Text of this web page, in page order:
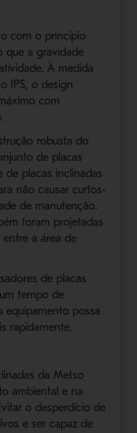
com o princípio
que a gravidade
À medida
IPS, o design
com
robusta do
de placas
de placas inclinadas
não causar curtos-
de manutenção.
foram projetadas
a área de
de placas
tempo de
equipamento possa
rapidamente.
da Metso
ambiental e na
o desperdício de
e ser capaz de